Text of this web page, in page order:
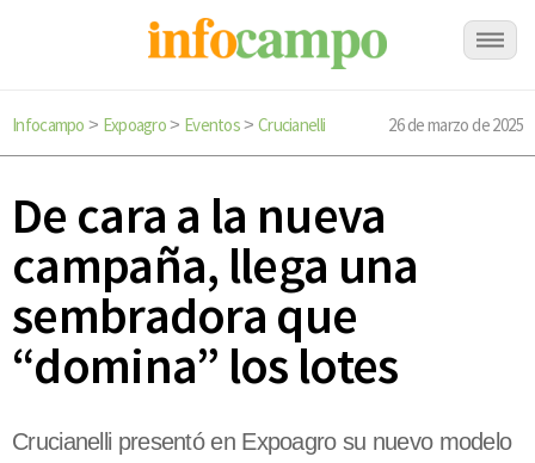
Infocampo > Expoagro> Eventos> Crucianelli 26 de marzo de 2025
De cara a la nueva
campaña, llega una
sembradora que
“domina” los lotes
Crucianelli presentó en Expoagro su nuevo modelo